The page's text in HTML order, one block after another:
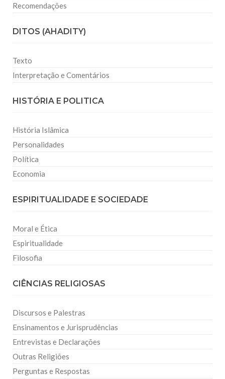
Recomendações
DITOS (AHADITY)
Texto
Interpretação e Comentários
HISTÓRIA E POLITICA
História Islâmica
Personalidades
Política
Economia
ESPIRITUALIDADE E SOCIEDADE
Moral e Ética
Espiritualidade
Filosofia
CIÊNCIAS RELIGIOSAS
Discursos e Palestras
Ensinamentos e Jurisprudências
Entrevistas e Declarações
Outras Religiões
Perguntas e Respostas